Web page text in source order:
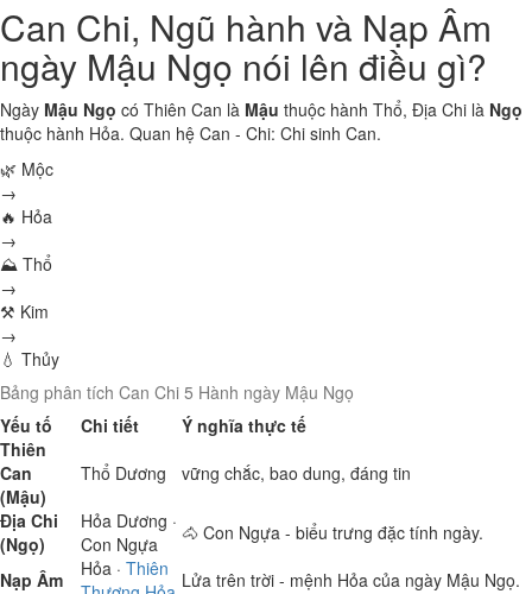
Can Chi, Ngũ hành và Nạp Âm
ngày Mậu Ngọ nói lên điều gì?
Ngày Mậu Ngọ có Thiên Can là Mậu thuộc hành Thổ, Địa Chi là Ngọ
thuộc hành Hỏa. Quan hệ Can - Chi: Chi sinh Can.
🌿 Mộc
→
🔥 Hỏa
→
⛰ Thổ
→
⚒ Kim
→
💧 Thủy
Bảng phân tích Can Chi 5 Hành ngày Mậu Ngọ
Yếu tố
Chi tiết
Ý nghĩa thực tế
Thiên
Can
(Mậu)
Thổ Dương
vững chắc, bao dung, đáng tin
Địa Chi
(Ngọ)
Hỏa Dương ·
Con Ngựa
🐴 Con Ngựa - biểu trưng đặc tính ngày.
Nạp Âm
Hỏa · Thiên
Lửa trên trời - mệnh Hỏa của ngày Mậu Ngọ.